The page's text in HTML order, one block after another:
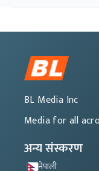
BL Media Inc
Media for all
अन्य संस्करण
नेपाली